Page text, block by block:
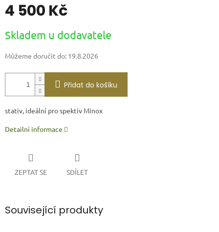
4 500 Kč
cena:
Skladem u dodavatele
Můžeme doručit do: 19.8.2026
Přidat do košíku
stativ, ideální pro spektiv Minox
Detailní informace
ZEPTAT SE SDÍLET
Související produkty